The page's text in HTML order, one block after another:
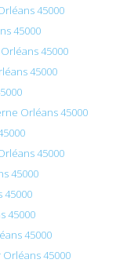
45000
45000
45000
45000
Orléans 45000
45000
45000
45000
45000
45000
45000